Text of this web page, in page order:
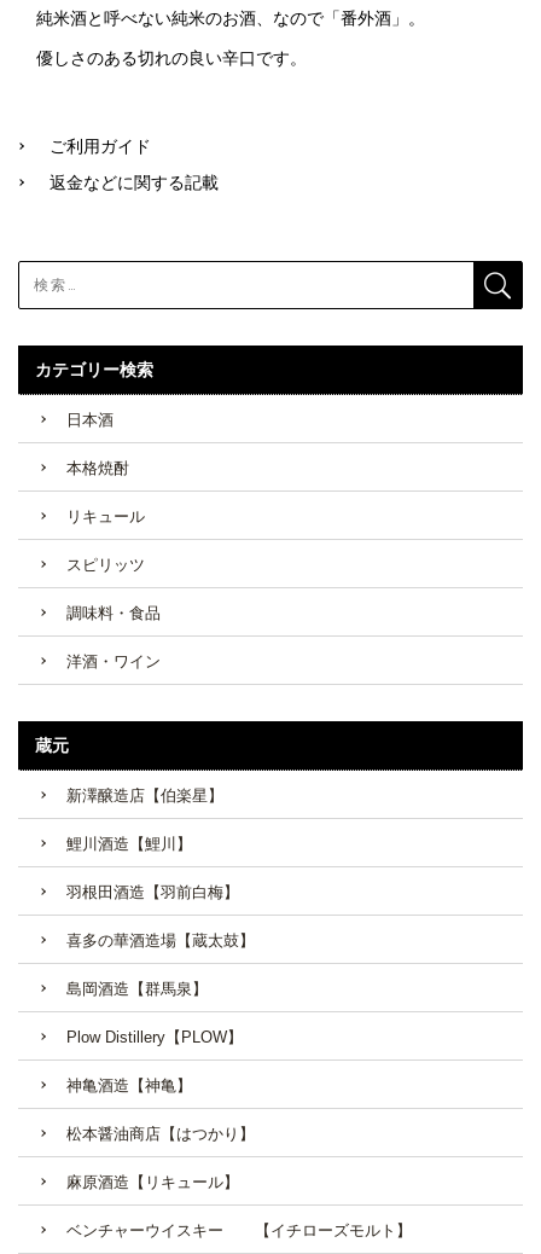
純米酒と呼べない純米のお酒、なので「番外酒」。
優しさのある切れの良い辛口です。
ご利用ガイド
返金などに関する記載
カテゴリー検索
日本酒
本格焼酎
リキュール
スピリッツ
調味料・食品
洋酒・ワイン
蔵元
新澤醸造店【伯楽星】
鯉川酒造【鯉川】
羽根田酒造【羽前白梅】
喜多の華酒造場【蔵太鼓】
島岡酒造【群馬泉】
Plow Distillery【PLOW】
神亀酒造【神亀】
松本醤油商店【はつかり】
麻原酒造【リキュール】
ベンチャーウイスキー 【イチローズモルト】